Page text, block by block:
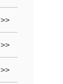
>>
>>
>>